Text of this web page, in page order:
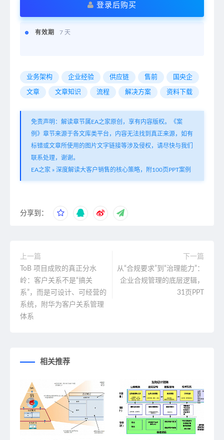
登录后购买
有效期 7 天
业务架构 企业经验 供应链 售前 国央企
文章 文章知识 流程 解决方案 资料下载
免责声明：解读章节属EA之家原创，享有内容版权。《案
例》章节来源于各文库类平台，内容无法找到真正来源，如有
标错或文章所使用的图片文字链接等涉及侵权，请尽快与我们
联系处理，谢谢。
EA之家 » 深度解读大客户销售的核心策略，附100页PPT案例
分享到：
上一篇
ToB 项目成败的真正分水
岭：客户关系不是“搞关
系”，而是可设计、可经营的
系统，附华为客户关系管理
体系
下一篇
从“合规要求”到“治理能力”：
企业合规管理的底层逻辑，
31页PPT
相关推荐